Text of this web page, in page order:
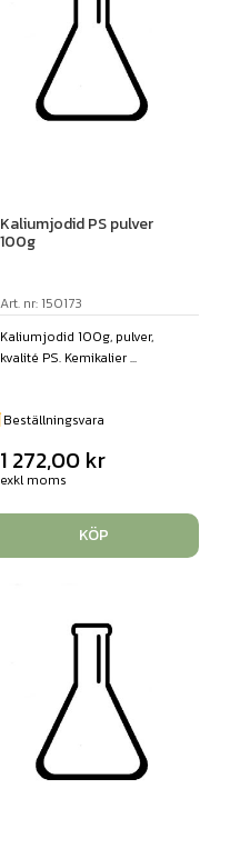
Kaliumjodid PS pulver
100g
Art. nr: 150173
Kaliumjodid 100g, pulver,
kvalité PS. Kemikalier ...
Beställningsvara
1 272,00 kr
exkl moms
KÖP